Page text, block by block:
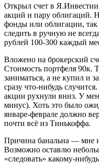
Открыл счет в
акций и пару облигаций.
фонды или облигации, так
следить в ручную не
рублей 100-300 каждый
Вложено на брокерский
Стоимость портфеля 90к.
заниматься, а не купил и
сразу что-нибудь
акции рухнули вниз. У
минус). Хоть это было
январе-феврале должно
почти всё из Тинькоффа.
Причина банальна — мне
Возможно оставлю
«следовать» какому-